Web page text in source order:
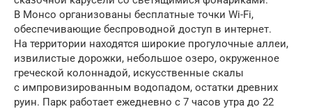
В Монсо организованы бесплатные точки Wi-Fi,
обеспечивающие беспроводной доступ в интернет.
На территории находятся широкие прогулочные аллеи,
извилистые дорожки, небольшое озеро, окруженное
греческой колоннадой, искусственные скалы
с импровизированным водопадом, остатки древних
руин. Парк работает ежедневно с 7 часов утра до 22